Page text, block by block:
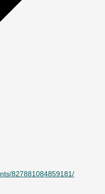
827881084859181/